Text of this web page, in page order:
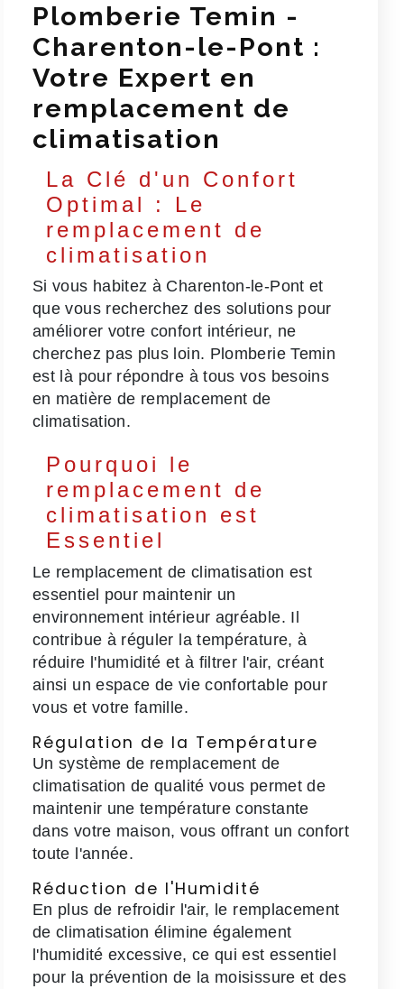
Plomberie Temin -
Charenton-le-Pont :
Votre Expert en
remplacement de
climatisation
La Clé d'un Confort
Optimal : Le
remplacement de
climatisation
Si vous habitez à Charenton-le-Pont et
que vous recherchez des solutions pour
améliorer votre confort intérieur, ne
cherchez pas plus loin. Plomberie Temin
est là pour répondre à tous vos besoins
en matière de remplacement de
climatisation.
Pourquoi le
remplacement de
climatisation est
Essentiel
Le remplacement de climatisation est
essentiel pour maintenir un
environnement intérieur agréable. Il
contribue à réguler la température, à
réduire l'humidité et à filtrer l'air, créant
ainsi un espace de vie confortable pour
vous et votre famille.
Régulation de la Température
Un système de remplacement de
climatisation de qualité vous permet de
maintenir une température constante
dans votre maison, vous offrant un confort
toute l'année.
Réduction de l'Humidité
En plus de refroidir l'air, le remplacement
de climatisation élimine également
l'humidité excessive, ce qui est essentiel
pour la prévention de la moisissure et des